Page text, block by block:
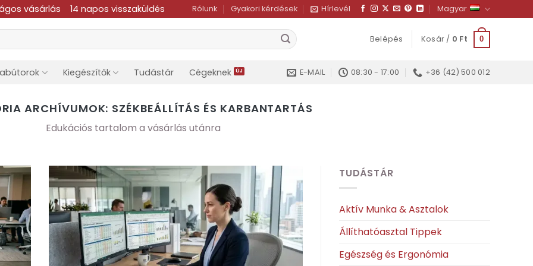
vásárlás 14 napos visszaküldés Rólunk Gyakori kérdések Hírlevél Magyar
Belépés Kosár / 0 Ft 0
Kiegészítők Tudástár Cégeknek E-MAIL 08:30 - 17:00 +36 (42) 500 012
ARCHÍVUMOK: SZÉKBEÁLLÍTÁS ÉS KARBANTARTÁS
Edukációs tartalom a vásárlás utánra
TUDÁSTÁR
Aktív Munka & Asztalok
Állíthatóasztal Tippek
Egészség és Ergonómia